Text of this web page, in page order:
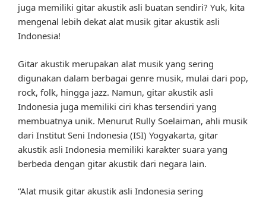
juga memiliki gitar akustik asli buatan sendiri? Yuk, kita
mengenal lebih dekat alat musik gitar akustik asli
Indonesia!
Gitar akustik merupakan alat musik yang sering
digunakan dalam berbagai genre musik, mulai dari pop,
rock, folk, hingga jazz. Namun, gitar akustik asli
Indonesia juga memiliki ciri khas tersendiri yang
membuatnya unik. Menurut Rully Soelaiman, ahli musik
dari Institut Seni Indonesia (ISI) Yogyakarta, gitar
akustik asli Indonesia memiliki karakter suara yang
berbeda dengan gitar akustik dari negara lain.
“Alat musik gitar akustik asli Indonesia sering